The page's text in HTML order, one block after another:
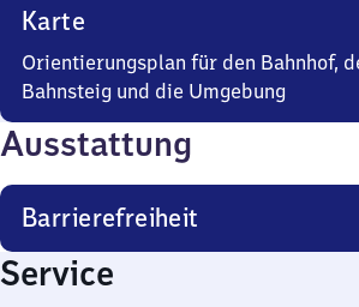
Karte
Orientierungsplan für den Bahnhof,
Bahnsteig und die Umgebung
Ausstattung
Barrierefreiheit
Service